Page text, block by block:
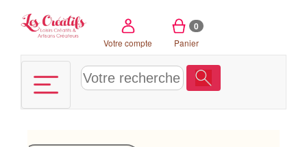
Votre compte
0
Panier